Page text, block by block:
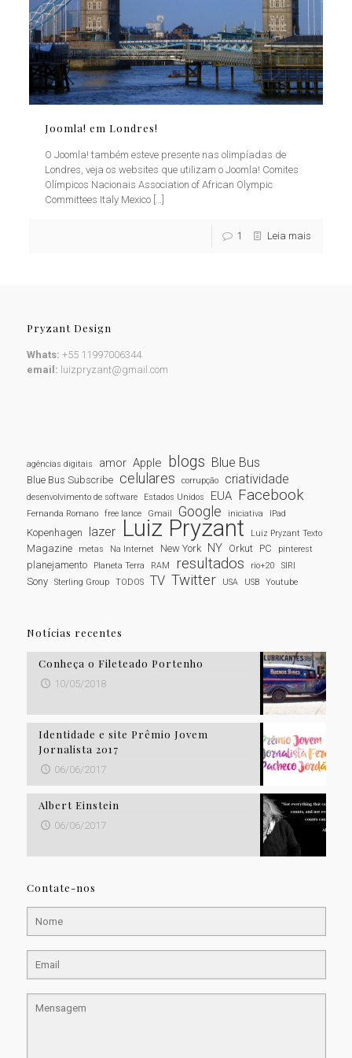
Joomla! em Londres!
O Joomla! também esteve presente nas olimpíadas de
Londres, veja os websites que utilizam o Joomla! Comites
Olímpicos Nacionais Association of African Olympic
Committees Italy Mexico […]
1 Leia mais
Pryzant Design
Whats: +55 11997006344
email: luizpryzant@gmail.com
agências digitais amor Apple blogs Blue Bus
Blue Bus Subscribe celulares corrupção criatividade
desenvolvimento de software Estados Unidos EUA Facebook
Fernanda Romano free lance Gmail Google iniciativa IPad
Kopenhagen lazer Luiz Pryzant Luiz Pryzant Texto
Magazine metas Na Internet New York NY Orkut PC pinterest
planejamento Planeta Terra RAM resultados rio+20 SIRI
Sony Sterling Group TODOS TV Twitter USA USB Youtube
Notícias recentes
Conheça o Fileteado Portenho
10/05/2018
Identidade e site Prêmio Jovem
Jornalista 2017
06/06/2017
Albert Einstein
06/06/2017
Contate-nos